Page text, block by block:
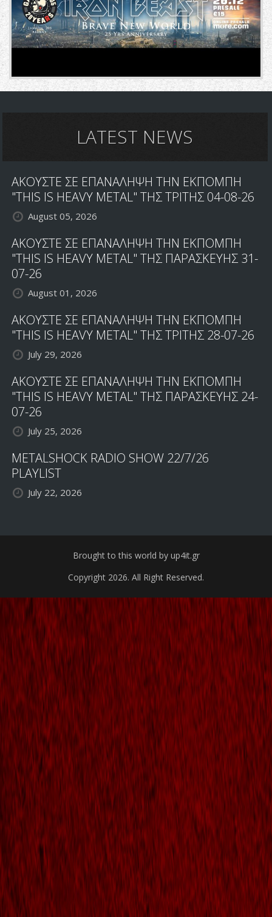
LATEST NEWS
ΑΚΟΥΣΤΕ ΣΕ ΕΠΑΝΑΛΗΨΗ ΤΗΝ ΕΚΠΟΜΠΗ
"THIS IS HEAVY METAL" ΤΗΣ ΤΡΙΤΗΣ 04-08-26
August 05, 2026
ΑΚΟΥΣΤΕ ΣΕ ΕΠΑΝΑΛΗΨΗ ΤΗΝ ΕΚΠΟΜΠΗ
"THIS IS HEAVY METAL" ΤΗΣ ΠΑΡΑΣΚΕΥΗΣ 31-
07-26
August 01, 2026
ΑΚΟΥΣΤΕ ΣΕ ΕΠΑΝΑΛΗΨΗ ΤΗΝ ΕΚΠΟΜΠΗ
"THIS IS HEAVY METAL" ΤΗΣ ΤΡΙΤΗΣ 28-07-26
July 29, 2026
ΑΚΟΥΣΤΕ ΣΕ ΕΠΑΝΑΛΗΨΗ ΤΗΝ ΕΚΠΟΜΠΗ
"THIS IS HEAVY METAL" ΤΗΣ ΠΑΡΑΣΚΕΥΗΣ 24-
07-26
July 25, 2026
METALSHOCK RADIO SHOW 22/7/26
PLAYLIST
July 22, 2026
Brought to this world by up4it.gr
Copyright 2026. All Right Reserved.